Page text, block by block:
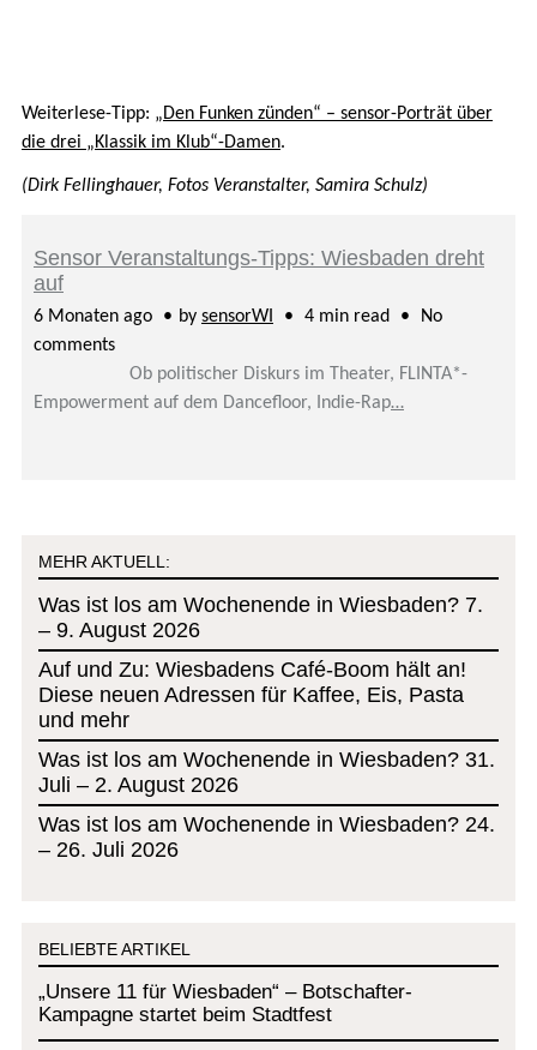
Weiterlese-Tipp: „Den Funken zünden“ – sensor-Porträt über
die drei „Klassik im Klub“-Damen.
(Dirk Fellinghauer, Fotos Veranstalter, Samira Schulz)
Sensor Veranstaltungs-Tipps: Wiesbaden dreht
auf
6 Monaten ago by sensorWI 4 min read
No
comments
Ob politischer Diskurs im Theater, FLINTA*-
Empowerment auf dem Dancefloor, Indie-Rap…
MEHR AKTUELL:
Was ist los am Wochenende in Wiesbaden? 7.
– 9. August 2026
Auf und Zu: Wiesbadens Café-Boom hält an!
Diese neuen Adressen für Kaffee, Eis, Pasta
und mehr
Was ist los am Wochenende in Wiesbaden? 31.
Juli – 2. August 2026
Was ist los am Wochenende in Wiesbaden? 24.
– 26. Juli 2026
BELIEBTE ARTIKEL
„Unsere 11 für Wiesbaden“ – Botschafter-
Kampagne startet beim Stadtfest